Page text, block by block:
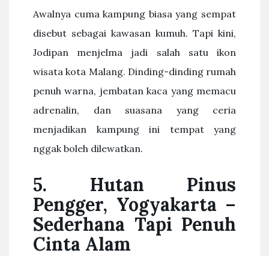
Awalnya cuma kampung biasa yang sempat
disebut sebagai kawasan kumuh. Tapi kini,
Jodipan menjelma jadi salah satu ikon
wisata kota Malang. Dinding-dinding rumah
penuh warna, jembatan kaca yang memacu
adrenalin, dan suasana yang ceria
menjadikan kampung ini tempat yang
nggak boleh dilewatkan.
5. Hutan Pinus
Pengger, Yogyakarta –
Sederhana Tapi Penuh
Cinta Alam